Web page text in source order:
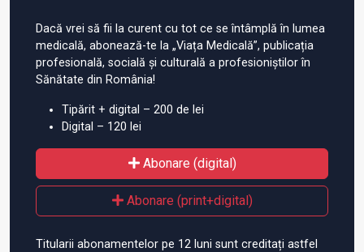
Dacă vrei să fii la curent cu tot ce se întâmplă în lumea
medicală, abonează-te la „Viața Medicală”, publicația
profesională, socială și culturală a profesioniștilor în
Sănătate din România!
Tipărit + digital – 200 de lei
Digital – 120 lei
Abonare (digital)
Abonare (print+digital)
Titularii abonamentelor pe 12 luni sunt creditați astfel